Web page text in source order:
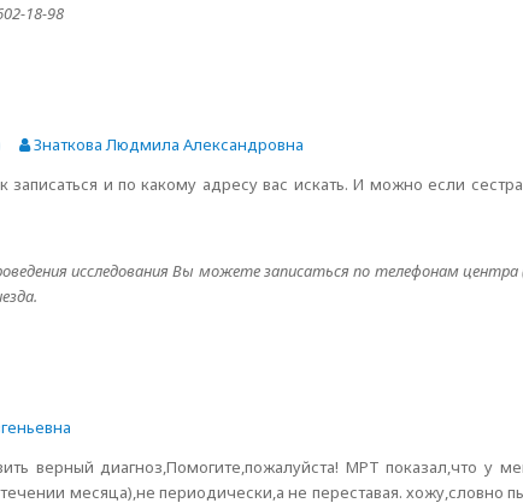
18-98
Знаткова Людмила Александровна
и по какому адресу вас искать. И можно если
исследования Вы можете записаться по телефонам центра
верный диагноз,Помогите,пожалуйста! МРТ показал,что у
месяца),не периодически,а не переставая. хожу,словно